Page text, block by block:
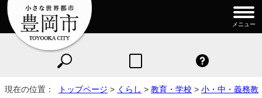
メニュー
現在の位置： トップページ > くらし > 教育・学校 > 小・中・義務教